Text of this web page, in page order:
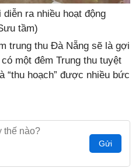
ra nhiều hoạt động
tầm)
trung thu Đà Nẵng sẽ là gợi
một đêm Trung thu tuyệt
“thu hoạch” được nhiều bức
Gửi